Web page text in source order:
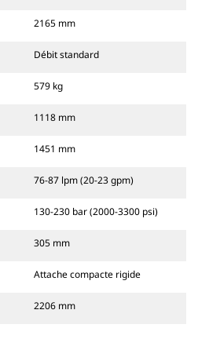
2165 mm
Débit standard
579 kg
1118 mm
1451 mm
76-87 lpm (20-23 gpm)
130-230 bar (2000-3300 psi)
305 mm
Attache compacte rigide
2206 mm